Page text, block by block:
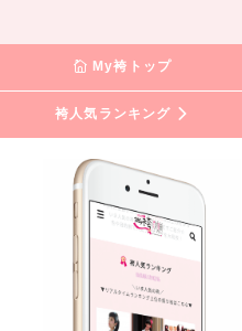
My袴トップ
袴人気ランキング